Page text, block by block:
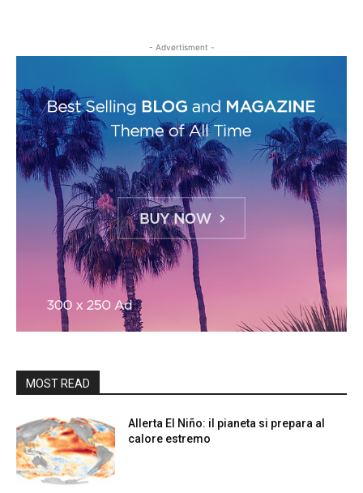
- Advertisment -
MOST READ
Allerta El Niño: il pianeta si prepara al
calore estremo